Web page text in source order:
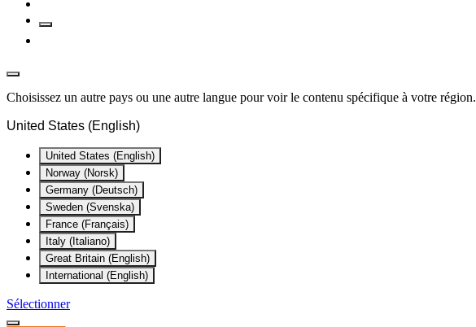
Choisissez un autre pays ou une autre langue pour voir le contenu spécifique à votre région.
United States (English)
United States (English)
Norway (Norsk)
Germany (Deutsch)
Sweden (Svenska)
France (Français)
Italy (Italiano)
Great Britain (English)
International (English)
Sélectionner